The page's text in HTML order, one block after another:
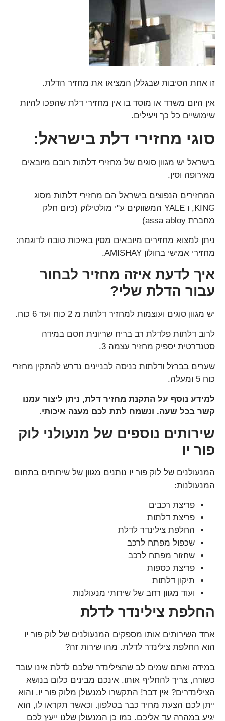
זו אחת הסיבות שבגללן המציאו את מחזיר הדלת.
אין היום משרד או מוסד בו אין מחזירי דלת שהפכו להיות
שימושיים כל כך ויעילים.
סוגי מחזירי דלת בישראל:
בישראל יש מגוון סוגים של מחזירי דלתות רובם מיובאים
מאירופה וסין.
המחזירים הנפוצים בישראל הם מחזירי דלתות מסוג
KING, ו YALE המשווקים ע"י מולטילוק (כיום חלק
מחברת assa abloy)
ניתן למצוא מחזירים מיובאים מסין באיכות טובה לדוגמה:
מחזירי אמישי בחולון AMISHAY.
איך לדעת איזה מחזיר לבחור
עבור הדלת שלי?
יש מגוון סוגים ועוצמות למחזיר דלתות מ 2 כוח ועד 6 כוח.
לרוב דלתות פלדלת רב בריח שריונית חסם במידה
סטנדרטית יספיק מחזיר עצמה 3.
שערים בברזל ודלתות כניסה לבניינים נדרש להתקין מחזרי
כוח 5 ומעלה.
למידע נוסף על התקנת מחזיר דלת, ניתן ליצור עמנו
קשר בכל שעה. ונשמח לתת לכם מענה איכותי.
שירותים נוספים של מנעולני לוק
פור יו
המנעולנים של לוק פור יו נותנים מגוון של שירותים בתחום
המנעולנות:
פריצת רכבים
פריצת דלתות
החלפת צילינדר לדלת
שכפול מפתח לרכב
שחזור מפתח לרכב
פריצת כספות
תיקון דלתות
ועוד מגוון רחב של שירותי מנעולנות
החלפת צילינדר לדלת
אחד השירותים אותו מספקים המנעולנים של לוק פור יו
הוא החלפת צילינדר לדלת. מהו שירות זה?
במידה ואתם שמים לב שהצילינדר שלכם לדלת אינו עובד
כשורה, צריך להחליף אותו. אינכם מבינים כלום בנושא
הצילינדרים? אין דבר! התקשרו למנעולן מלוק פור יו. והוא
ייתן לכם הצעת מחיר כבר בטלפון. וכאשר תקראו לו, הוא
יגיע במהרה עד אליכם. כמו כן המנעולן שלנו ייעץ לכם